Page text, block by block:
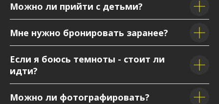
Можно ли прийти с детьми?
Мне нужно бронировать заранее?
Если я боюсь темноты - стоит ли
идти?
Можно ли фотографировать?